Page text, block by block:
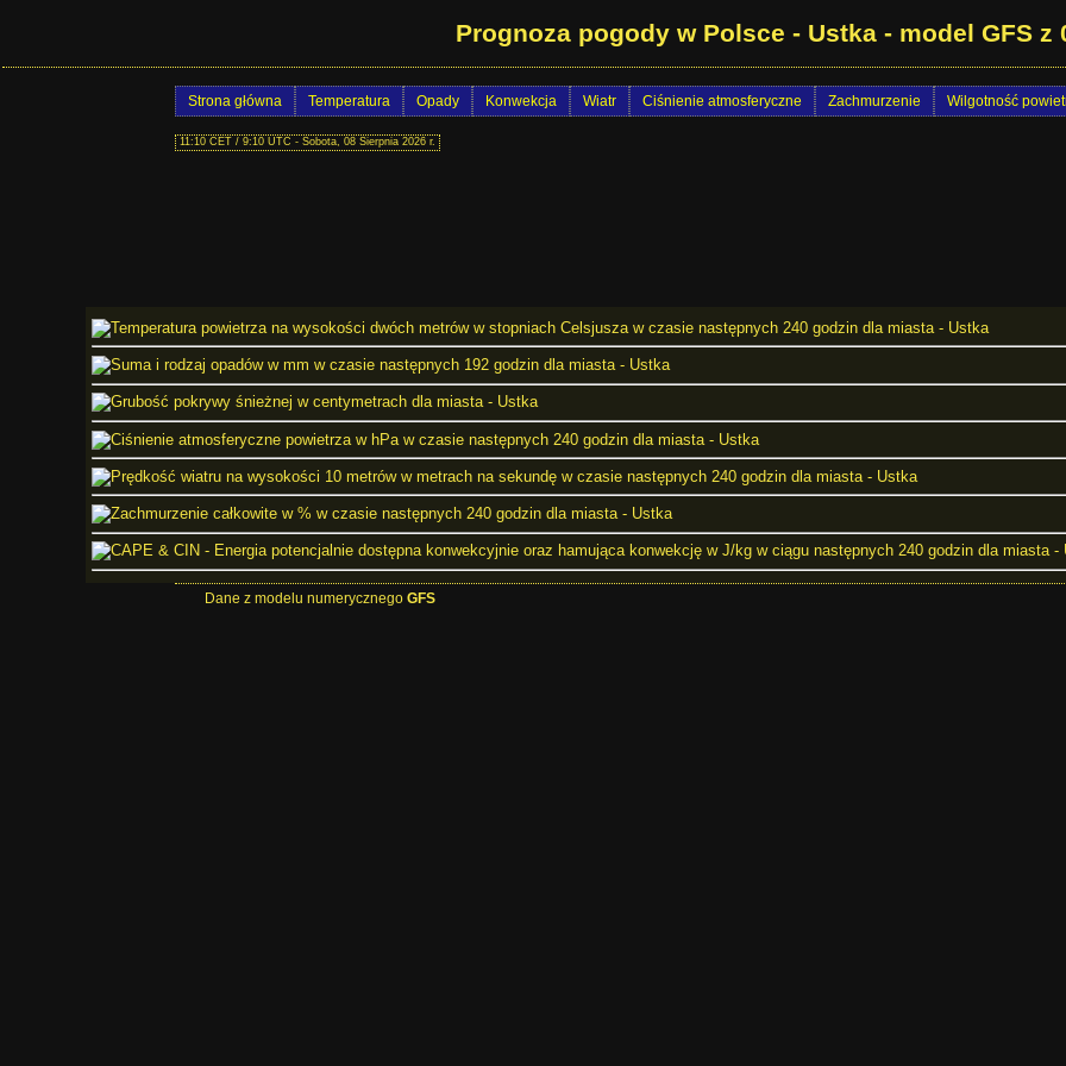
Prognoza pogody w Polsce - Ustka - model GFS z
Strona główna Temperatura Opady Konwekcja Wiatr Ciśnienie atmosferyczne Zachmurzenie Wilgotność
11:10 CET / 9:10 UTC - Sobota, 08 Sierpnia 2026 r.
Dane z modelu numerycznego GFS